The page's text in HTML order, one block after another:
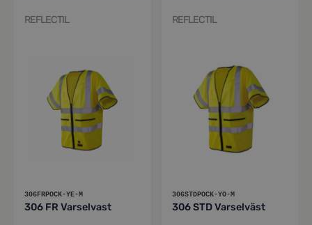
attkontakta oss så hjälper vi dig.
REFLECTIL
306FRPOCK-YE-M
306 FR Varselvast
REFLECTIL
306STDPOCK-YO-M
306 STD Varselväst